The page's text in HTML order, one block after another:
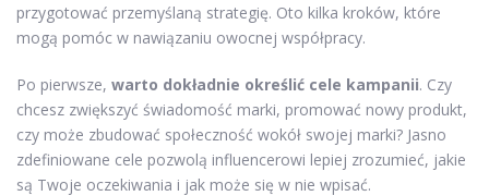
przygotować przemyślaną strategię. Oto kilka kroków, które
mogą pomóc w nawiązaniu owocnej współpracy.
Po pierwsze, warto dokładnie określić cele kampanii. Czy
chcesz zwiększyć świadomość marki, promować nowy produkt,
czy może zbudować społeczność wokół swojej marki? Jasno
zdefiniowane cele pozwolą influencerowi lepiej zrozumieć, jakie
są Twoje oczekiwania i jak może się w nie wpisać.